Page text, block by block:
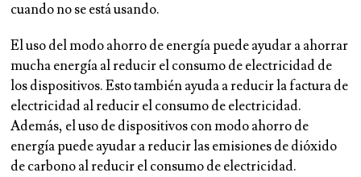
cuando no se está usando.
El uso del modo ahorro de energía puede ayudar a ahorrar
mucha energía al reducir el consumo de electricidad de
los dispositivos. Esto también ayuda a reducir la factura de
electricidad al reducir el consumo de electricidad.
Además, el uso de dispositivos con modo ahorro de
energía puede ayudar a reducir las emisiones de dióxido
de carbono al reducir el consumo de electricidad.